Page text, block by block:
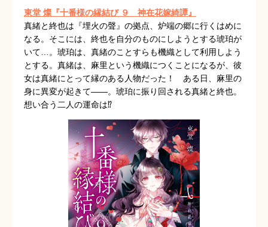
東堂 燦『十番様の縁結び ９ 神在花嫁綺譚』
真緒と終也は『埋火の聲』の拠点、炉端の郷に行くはめに
なる。そこには、終也を自分のものにしようとする琥珀が
いて…。琥珀は、真緒のことすらも機織として利用しよう
とする。真緒は、麻里という機織につくことになるが、彼
女は真緒にとって縁のある人物だった！ ある日、麻里の
身に異変が起きて――。琥珀に振り回される真緒と終也。
想い合う二人の運命は⁉